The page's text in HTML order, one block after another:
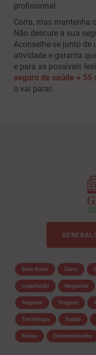
profissional.
Corra, mas mantenha
Não descure a sua
Aconselhe-se junto de
atividade e garanta
e para as possíveis
seguro de saúde + 55
o vai parar.
Bem-Estar Carro
Legislação Negócios
Seguros Viagens
Tecnologia Saúde
Férias Entretenimento